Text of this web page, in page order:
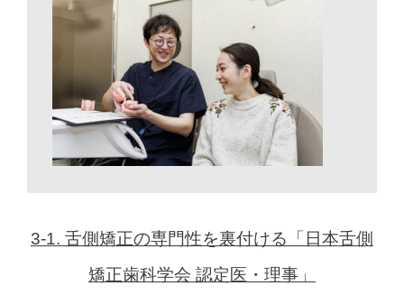
3-1. 舌側矯正の専門性を裏付ける「日本舌側
矯正歯科学会 認定医・理事」